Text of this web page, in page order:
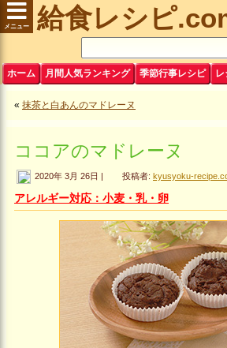
ホーム 月間人気ランキング 季節行事レシピ
給食レシピ
« 抹茶と白あんのマドレーヌ
ココアのマドレーヌ
2020年 3月 26日 | 投稿者: kyusyoku-
アレルギー対応：小麦・乳・卵